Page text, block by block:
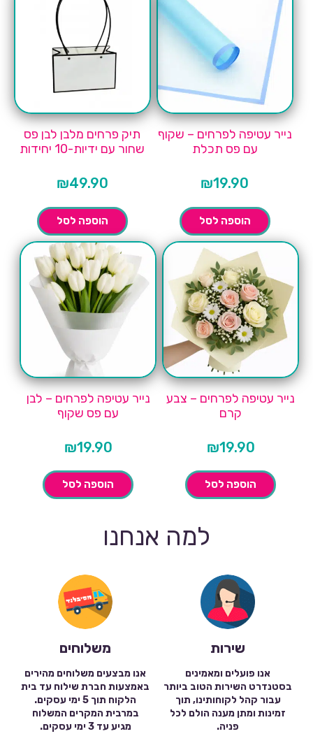
נייר עטיפה לפרחים – שקוף
עם פס תכלת
₪19.90
הוספה לסל
תיק פרחים מלבן לבן פס
שחור עם ידיות-10 יחידות
₪49.90
הוספה לסל
נייר עטיפה לפרחים – צבע
קרם
₪19.90
הוספה לסל
נייר עטיפה לפרחים – לבן
עם פס שקוף
₪19.90
הוספה לסל
למה אנחנו
שירות
אנו פועלים ומאמינים
בסטנדרט השירות הטוב ביותר
עבור קהל לקוחותינו, תוך
זמינות ומתן מענה הולם לכל
פניה.
משלוחים
אנו מבצעים משלוחים מהירים
באמצעות חברת שילוח עד בית
הלקוח תוך 5 ימי עסקים.
במרבית המקרים המשלוח
מגיע עד 3 ימי עסקים.